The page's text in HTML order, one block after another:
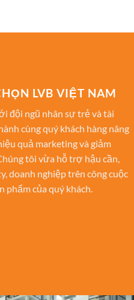
LVB VIỆT NAM
đội ngũ nhân sự trẻ và tài
cùng quý khách hàng nâng
quả marketing và giảm
tôi vừa hỗ trợ hậu cần,
doanh nghiệp trên công cuộc
phẩm của quý khách.